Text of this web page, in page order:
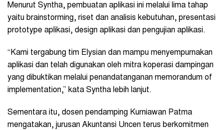
Menurut Syntha, pembuatan aplikasi ini melalui lima tahap
yaitu brainstorming, riset dan analisis kebutuhan, presentasi
prototype aplikasi, design aplikasi dan pengujian aplikasi.
“Kami tergabung tim Elysian dan mampu menyempurnakan
aplikasi dan telah digunakan oleh mitra koperasi dampingan
yang dibuktikan melalui penandatanganan memorandum of
implementation,” kata Syntha lebih lanjut.
Sementara itu, dosen pendamping Kurniawan Patma
mengatakan, jurusan Akuntansi Uncen terus berkomitmen